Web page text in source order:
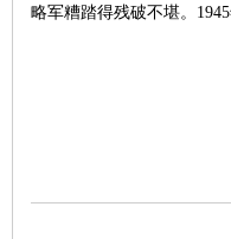
略军糟踏得残破不堪。